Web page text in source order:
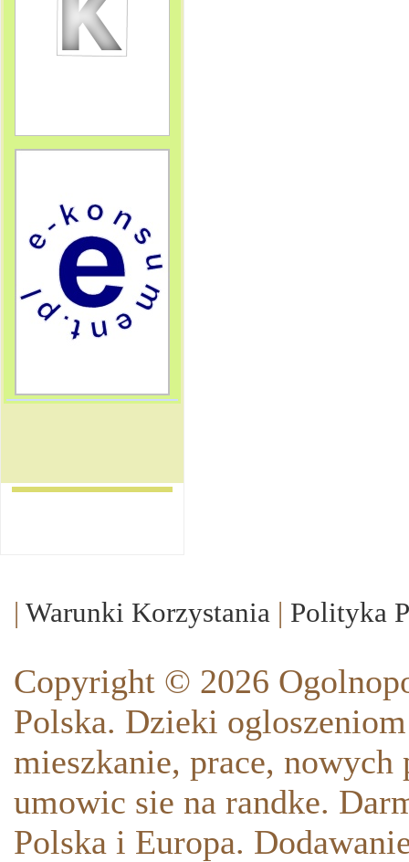
| Warunki Korzystania | Polityka
Copyright © 2026
Polska. Dzieki
mieszkanie, prace,
umowic sie na randke.
Polska i Europa.